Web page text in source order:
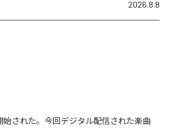
2026.8.8
始された。今回デジタル配信された楽曲